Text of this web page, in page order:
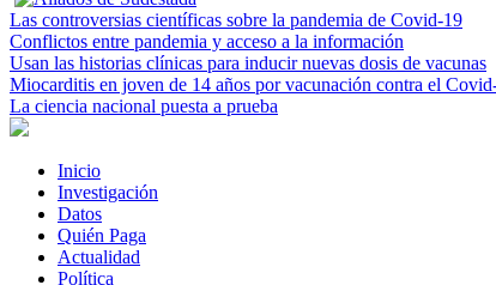
Las controversias científicas sobre la pandemia de Covid-19
Conflictos entre pandemia y acceso a la información
Usan las historias clínicas para inducir nuevas dosis de vacunas
Miocarditis en joven de 14 años por vacunación contra el
La ciencia nacional puesta a prueba
Inicio
Investigación
Datos
Quién Paga
Actualidad
Política